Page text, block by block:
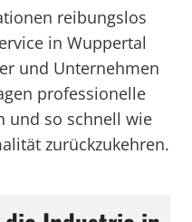
reibungslos
in Wuppertal
und Unternehmen
professionelle
und so schnell wie
zurückzukehren.